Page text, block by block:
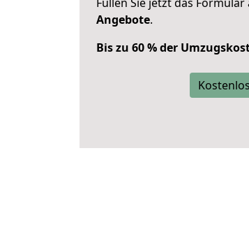
Angebote.
Bis zu 60 % der